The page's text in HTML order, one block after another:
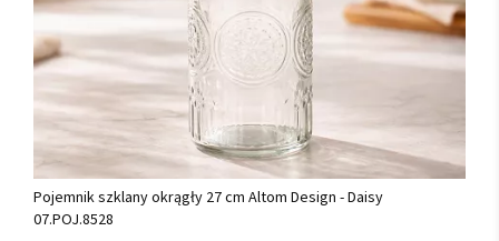
Pojemnik szklany okrągły 27 cm Altom Design - Daisy
07.POJ.8528